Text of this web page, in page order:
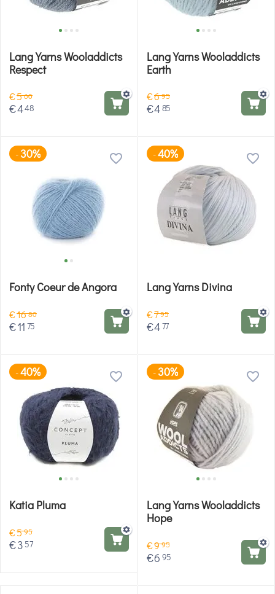
Lang Yarns Wooladdicts
Respect
€560
€448
Lang Yarns Wooladdicts
Earth
€695
€485
-30%
Fonty Coeur de Angora
€1680
€11 75
-40%
Lang Yarns Divina
€795
€477
-40%
Katia Pluma
€595
€3 57
- 30%
Lang Yarns Wooladdicts
Hope
€995
€6 95